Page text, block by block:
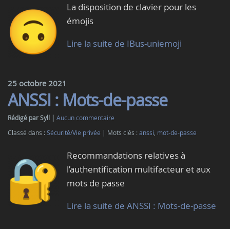
La disposition de clavier pour les
émojis
Lire la suite de IBus-uniemoji
25 octobre 2021
ANSSI : Mots-de-passe
Rédigé par Syll
Aucun commentaire
Classé dans : Sécurité/Vie privée Mots clés : anssi, mot-de-passe
Recommandations relatives à
l’authentification multifacteur et aux
mots de passe
Lire la suite de ANSSI : Mots-de-passe